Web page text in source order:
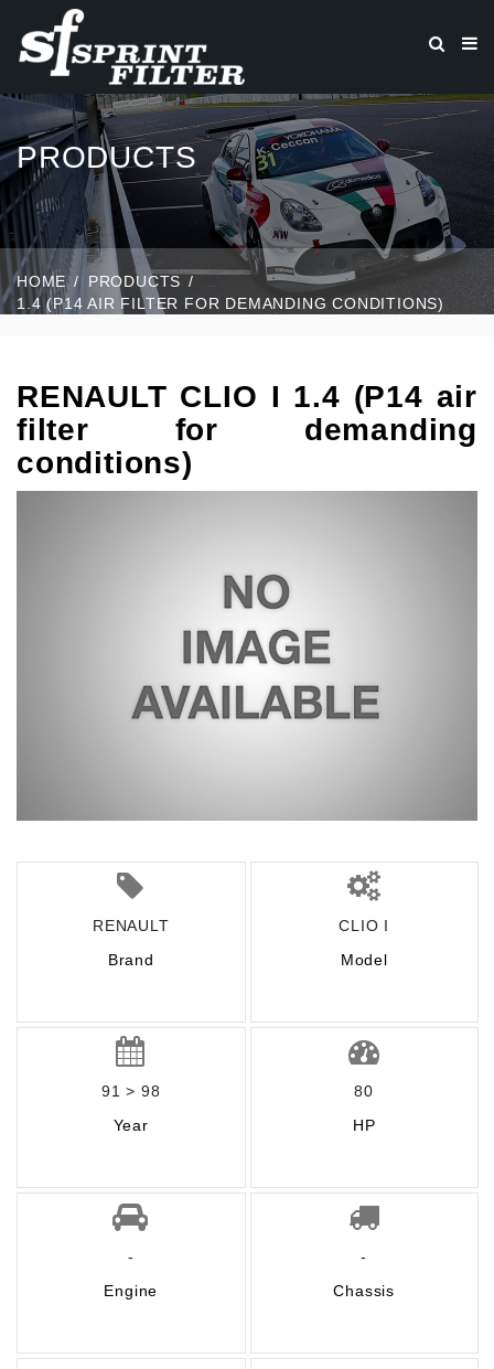
PRODUCTS
HOME
PRODUCTS
1.4 (P14 AIR FILTER FOR DEMANDING CONDITIONS)
RENAULT CLIO I 1.4 (P14 air
filter for demanding
conditions)
RENAULT
Brand
CLIO I
Model
91 > 98
Year
80
HP
-
Engine
-
Chassis